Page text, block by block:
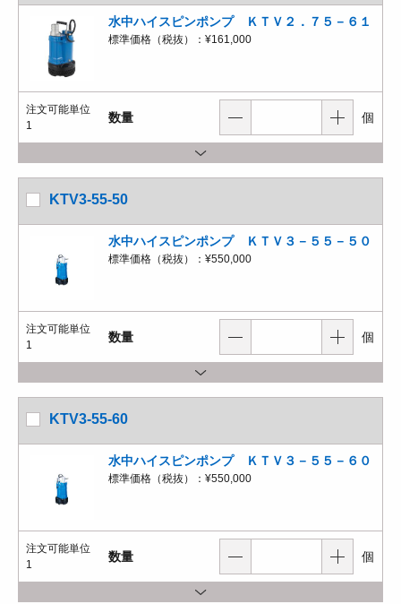
水中ハイスピンポンプ ＫＴＶ２．７５－６１
標準価格（税抜）： ¥161,000
注文可能単位
1
数量 個
KTV3-55-50
水中ハイスピンポンプ ＫＴＶ３－５５－５０
標準価格（税抜）： ¥550,000
注文可能単位
1
数量 個
KTV3-55-60
水中ハイスピンポンプ ＫＴＶ３－５５－６０
標準価格（税抜）： ¥550,000
注文可能単位
1
数量 個